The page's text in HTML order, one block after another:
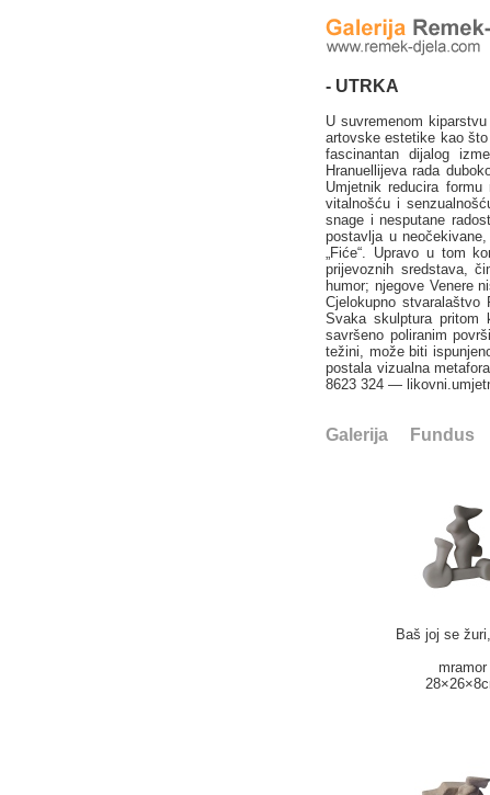
- UTRKA
U suvremenom
artovske estetike kao
fascinantan dijalog
Hranuellijeva rada
Umjetnik reducira
vitalnošću i
snage i nesputane
postavlja u
„Fiće“. Upravo u tom
prijevoznih sredstava,
humor; njegove Venere
Cjelokupno
Svaka skulptura pritom
savršeno poliranim
težini, može biti
postala vizualna
8623 324 —
Galerija Fundus
Baš joj se
mramor